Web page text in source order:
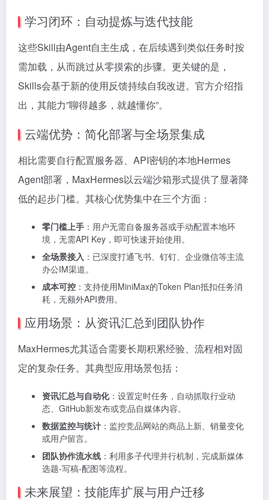
学习闭环：自动提炼与迭代技能
这些Skill由Agent自主生成，在后续遇到类似任务时按
需加载，从而跳过从零摸索的步骤。更关键的是，
Skills会基于新的使用反馈持续自我改进。官方介绍指
出，其能力”聊得越多，就越懂你”。
云端优势：简化部署与全场景集成
相比需要自行配置服务器、API密钥的本地Hermes
Agent部署，MaxHermes以云端沙箱形式提供了显著降
低的起步门槛。其核心优势集中在三个方面：
零门槛上手 ：用户无需自备服务器或手动配置本地环
境，无需API Key，即可快速开始使用。
全场景接入 ：已深度打通飞书、钉钉、企业微信等主流
办公IM渠道。
成本可控 ：支持使用MiniMax的Token Plan抵扣任务消
耗，无额外API费用。
应用场景：从资讯汇总到团队协作
MaxHermes尤其适合需要长期积累经验、流程相对固
定的复杂任务。其典型应用场景包括：
资讯汇总与自动化：设置定时任务，自动抓取行业动
态、GitHub新发布或竞品自媒体内容。
数据监控与统计 ：监控竞品网站的商品上新、销量变化
或用户留言。
团队协作流水线 ：利用多子代理并行机制，完成新媒体
选题-写稿-配图等流程。
未来展望：技能库扩展与用户迁移